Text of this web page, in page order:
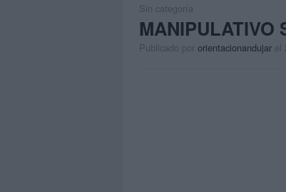
Sin categoría
Publicado por orientacionandujar el